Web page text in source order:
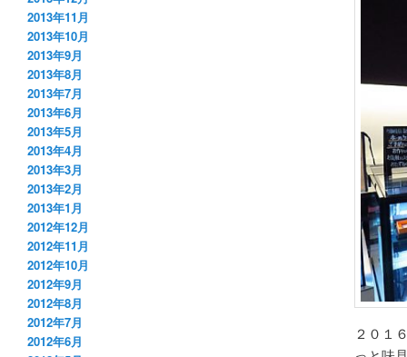
２０１
2013年11月
2013年10月
2013年9月
2013年8月
2013年7月
2013年6月
2013年5月
2013年4月
2013年3月
2013年2月
2013年1月
2012年12月
2012年11月
2012年10月
2012年9月
2012年8月
2012年7月
2012年6月